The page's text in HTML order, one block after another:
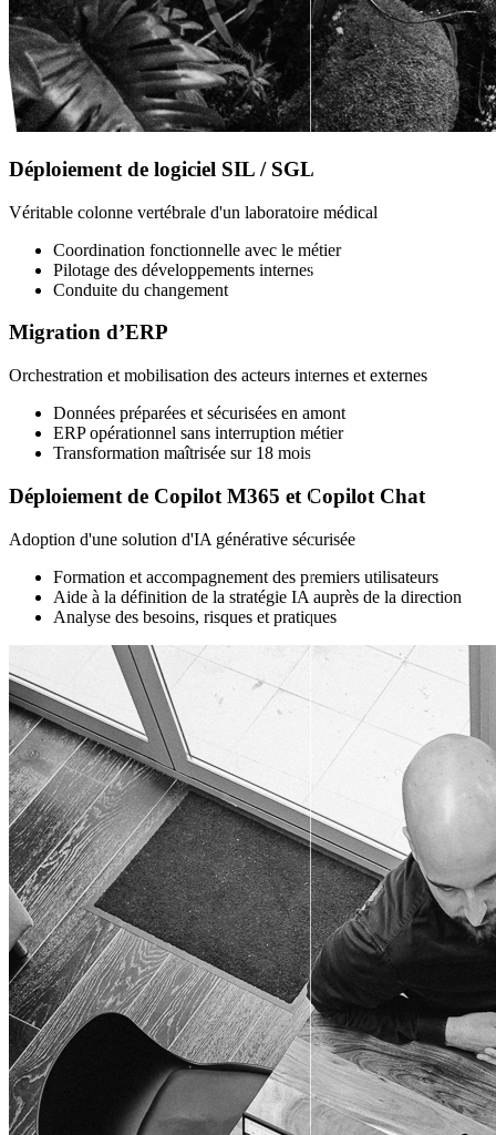
Déploiement de logiciel SIL / SGL
Véritable colonne vertébrale d'un laboratoire médical
Coordination fonctionnelle avec le métier
Pilotage des développements internes
Conduite du changement
Migration d’ERP
Orchestration et mobilisation des acteurs internes et externes
Données préparées et sécurisées en amont
ERP opérationnel sans interruption métier
Transformation maîtrisée sur 18 mois
Déploiement de Copilot M365 et Copilot Chat
Adoption d'une solution d'IA générative sécurisée
Formation et accompagnement des premiers utilisateurs
Aide à la définition de la stratégie IA auprès de la direction
Analyse des besoins, risques et pratiques